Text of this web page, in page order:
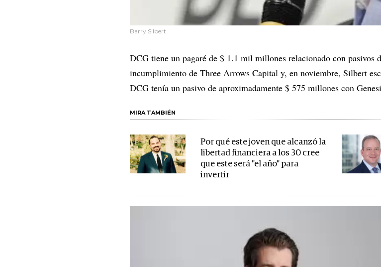
Barry Silbert
DCG tiene un pagaré de $ 1.1 mil millones relacionado con pasivos
incumplimiento de Three Arrows Capital y, en noviembre, Silbert
DCG tenía un pasivo de aproximadamente $ 575 millones con
MIRA TAMBIÉN
Por qué este joven que alcanzó la
libertad financiera a los 30 cree
que este será "el año" para
invertir